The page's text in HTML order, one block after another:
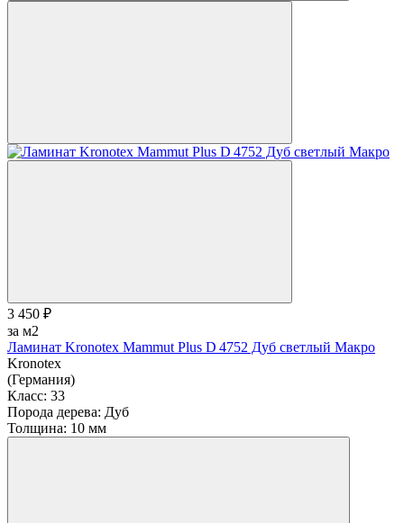
3 450 ₽
за м2
Ламинат Kronotex Mammut Plus D 4752 Дуб светлый Макро
Kronotex
(Германия)
Класс: 33
Порода дерева: Дуб
Толщина: 10 мм